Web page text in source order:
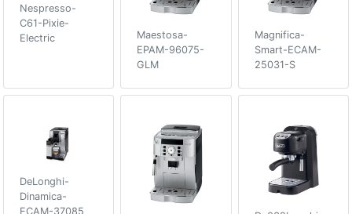
Nespresso-
C61-Pixie-
Electric
Maestosa-
EPAM-96075-
GLM
Magnifica-
Smart-ECAM-
25031-S
DeLonghi-
Dinamica-
ECAM-37085